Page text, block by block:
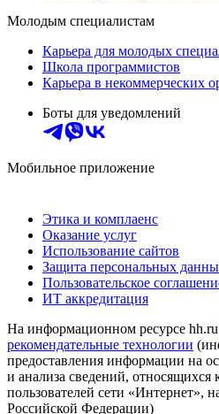
Молодым специалистам
Карьера для молодых
Школа программистов
Карьера в некоммерческих
Боты для уведомлений
Мобильное приложение
Этика и комплаенс
Оказание услуг
Использование сайтов
Защита персональных
Пользовательское
ИТ аккредитация
На информационном ресурсе hh.ru
рекомендательные технологии
предоставления информации на
и анализа сведений, относящихся
пользователей сети «Интернет»,
Российской Федерации)